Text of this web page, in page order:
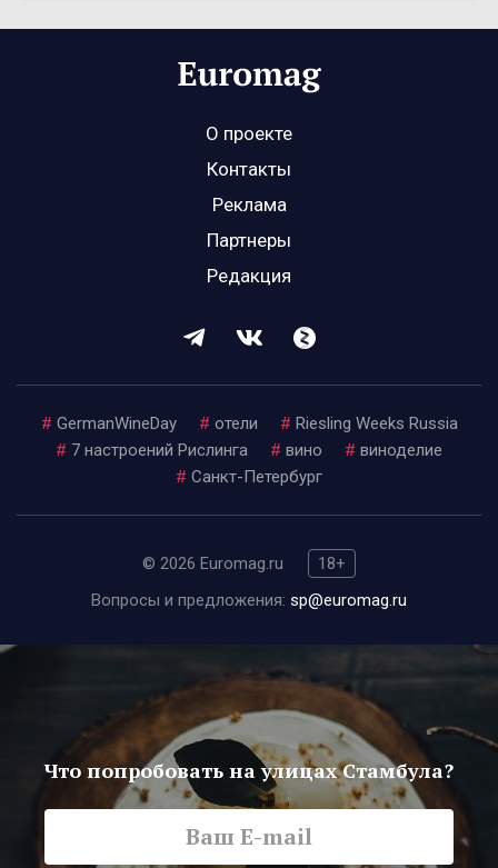
О проекте
Контакты
Реклама
Партнеры
Редакция
# GermanWineDay # отели # Riesling Weeks Russia
# 7 настроений Рислинга # вино # виноделие
# Санкт-Петербург
© 2026 Euromag.ru
18+
Вопросы и предложения: sp@euromag.ru
Что попробовать на улицах Стамбула?